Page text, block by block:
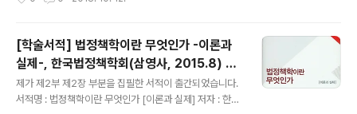
보존을 위한 복제 규정에 관한 연구", 법과 정책연구 제17
보완한 것입니다. 구매 정보 : https://book.naver.com/
bookdb/book_detail.nhn?bid=13920843
[학술서적] 법정책학이란 무엇인가 -이론과
실제-, 한국법정책학회(삼영사, 2015.8) 출
간
제가 제2부 제2장 부분을 집필한 서적이 출간되었습니다.
서적명 : 법정책학이란 무엇인가 [이론과 실제] 저자 : 한국